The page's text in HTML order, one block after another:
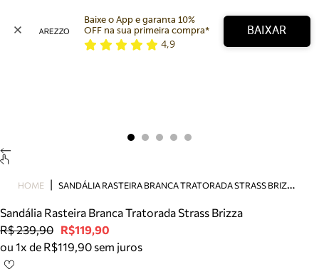
Bolsa
Tamanco
Tênis
Mule
Baixe o App e garanta 10%
OFF na sua primeira compra*
4,9
BAIXAR
HOME S
ANDÁLIA RASTEIRA BRANCA TRATORADA STRASS BRIZZA
Sandália Rasteira Branca Tratorada Strass Brizza
R$ 239,90 R$119,90
ou 1x de R$119,90 sem juros